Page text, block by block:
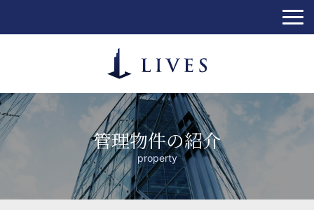
管理物件の紹介
property